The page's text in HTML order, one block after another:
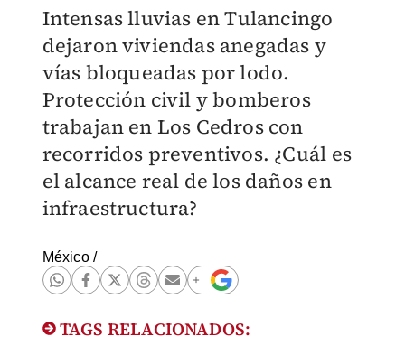
Intensas lluvias en Tulancingo
dejaron viviendas anegadas y
vías bloqueadas por lodo.
Protección civil y bomberos
trabajan en Los Cedros con
recorridos preventivos. ¿Cuál es
el alcance real de los daños en
infraestructura?
México/
TAGS RELACIONADOS: